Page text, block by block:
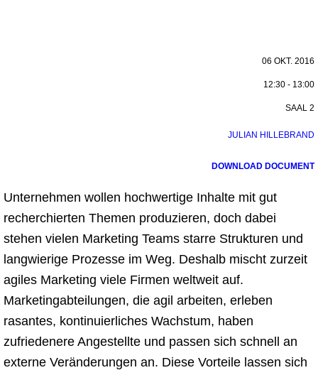
06 OKT. 2016
12:30 - 13:00
SAAL 2
JULIAN HILLEBRAND
DOWNLOAD DOCUMENT
Unternehmen wollen hochwertige Inhalte mit gut
recherchierten Themen produzieren, doch dabei
stehen vielen Marketing Teams starre Strukturen und
langwierige Prozesse im Weg. Deshalb mischt zurzeit
agiles Marketing viele Firmen weltweit auf.
Marketingabteilungen, die agil arbeiten, erleben
rasantes, kontinuierliches Wachstum, haben
zufriedenere Angestellte und passen sich schnell an
externe Veränderungen an. Diese Vorteile lassen sich